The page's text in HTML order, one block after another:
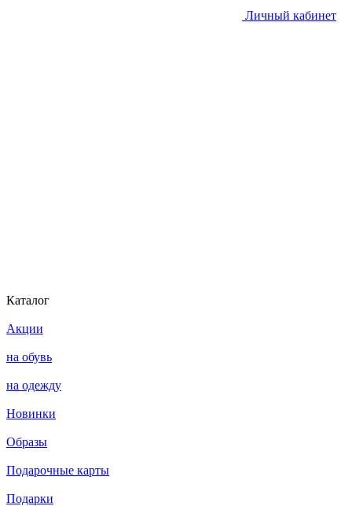
Личный кабинет
Каталог
Акции
на обувь
на одежду
Новинки
Образы
Подарочные карты
Подарки